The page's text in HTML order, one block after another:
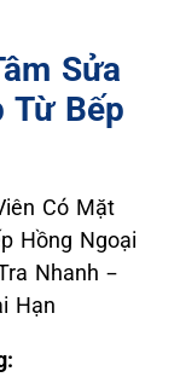
Sửa
Từ Bếp
Có Mặt
Hồng Ngoại
Nhanh –
Hạn